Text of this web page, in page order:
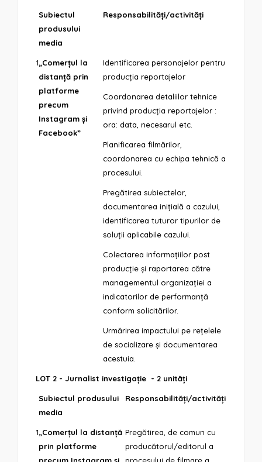
Subiectul
produsului
media
Responsabilități/activități
1„Comerțul la
distanță prin
platforme
precum
Instagram și
Facebook”
Identificarea personajelor pentru
producția reportajelor
Coordonarea detaliilor tehnice
privind producția reportajelor :
ora: data, necesarul etc.
Planificarea filmărilor,
coordonarea cu echipa tehnică a
procesului.
Pregătirea subiectelor,
documentarea inițială a cazului,
identificarea tuturor tipurilor de
soluții aplicabile cazului.
Colectarea informațiilor post
producție și raportarea către
managementul organizației a
indicatorilor de performanță
conform solicitărilor.
Urmărirea impactului pe rețelele
de socializare și documentarea
acestuia.
LOT 2 - Jurnalist investigație - 2 unități
Subiectul produsului
media
Responsabilități/activități
1„Comerțul la distanță
prin platforme
precum Instagram și
Pregătirea, de comun cu
producătorul/editorul a
procesului de filmare a